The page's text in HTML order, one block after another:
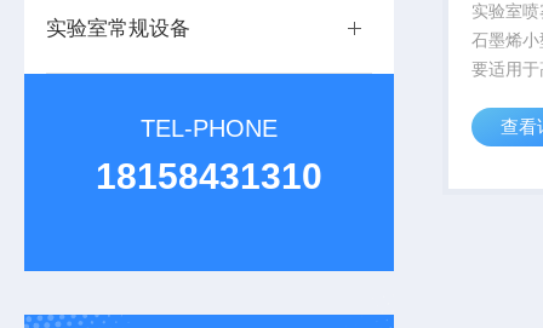
实验室常规设备
TEL-PHONE
18158431310
实验室
石墨烯
要适用
颗粒粉
适用于
查看